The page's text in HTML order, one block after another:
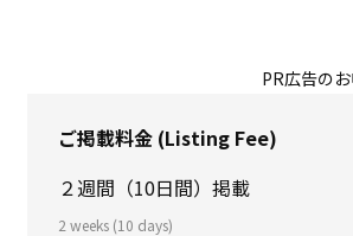
PR広告の
ご掲載料金 (Listing Fee)
２週間（10日間）掲載
2 weeks (10 days)